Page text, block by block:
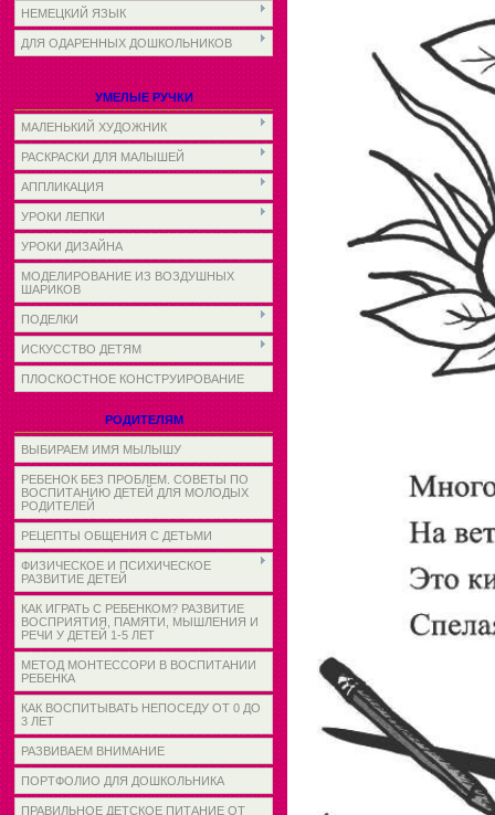
НЕМЕЦКИЙ ЯЗЫК
ДЛЯ ОДАРЕННЫХ ДОШКОЛЬНИКОВ
УМЕЛЫЕ РУЧКИ
МАЛЕНЬКИЙ ХУДОЖНИК
РАСКРАСКИ ДЛЯ МАЛЫШЕЙ
АППЛИКАЦИЯ
УРОКИ ЛЕПКИ
УРОКИ ДИЗАЙНА
МОДЕЛИРОВАНИЕ ИЗ ВОЗДУШНЫХ
ШАРИКОВ
ПОДЕЛКИ
ИСКУССТВО ДЕТЯМ
ПЛОСКОСТНОЕ КОНСТРУИРОВАНИЕ
РОДИТЕЛЯМ
ВЫБИРАЕМ ИМЯ МЫЛЫШУ
РЕБЕНОК БЕЗ ПРОБЛЕМ. СОВЕТЫ ПО
ВОСПИТАНИЮ ДЕТЕЙ ДЛЯ МОЛОДЫХ
РОДИТЕЛЕЙ
РЕЦЕПТЫ ОБЩЕНИЯ С ДЕТЬМИ
ФИЗИЧЕСКОЕ И ПСИХИЧЕСКОЕ
РАЗВИТИЕ ДЕТЕЙ
КАК ИГРАТЬ С РЕБЕНКОМ? РАЗВИТИЕ
ВОСПРИЯТИЯ, ПАМЯТИ, МЫШЛЕНИЯ И
РЕЧИ У ДЕТЕЙ 1-5 ЛЕТ
МЕТОД МОНТЕССОРИ В ВОСПИТАНИИ
РЕБЕНКА
КАК ВОСПИТЫВАТЬ НЕПОСЕДУ ОТ 0 ДО
3 ЛЕТ
РАЗВИВАЕМ ВНИМАНИЕ
ПОРТФОЛИО ДЛЯ ДОШКОЛЬНИКА
ПРАВИЛЬНОЕ ДЕТСКОЕ ПИТАНИЕ ОТ